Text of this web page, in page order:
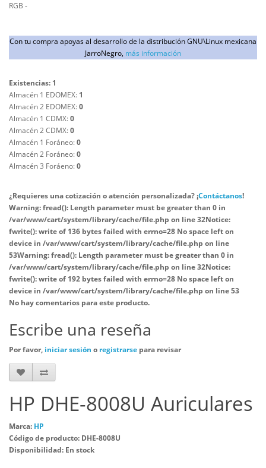
RGB -
Con tu compra apoyas al desarrollo de la distribución GNU\Linux mexicana
JarroNegro, más información
Existencias: 1
Almacén 1 EDOMEX: 1
Almacén 2 EDOMEX:0
Almacén 1 CDMX:0
Almacén 2 CDMX:0
Almacén 1 Foráneo:0
Almacén 2 Foráneo:0
Almacén 3 Foráeno:0
¿Requieres una cotización o atención personalizada? ¡Contáctanos!
Warning: fread(): Length parameter must be greater than 0 in
/var/www/cart/system/library/cache/file.php on line32Notice:
fwrite(): write of 136 bytes failed with errno=28 No space left on
device in /var/www/cart/system/library/cache/file.php on line
53Warning: fread(): Length parameter must be greater than 0 in
/var/www/cart/system/library/cache/file.php on line32Notice:
fwrite(): write of 192 bytes failed with errno=28 No space left on
device in /var/www/cart/system/library/cache/file.php on line53
No hay comentarios para este producto.
Escribe una reseña
Por favor, iniciar sesión o registrarse para revisar
HP DHE-8008U Auriculares
Marca: HP
Código de producto: DHE-8008U
Disponibilidad: En stock